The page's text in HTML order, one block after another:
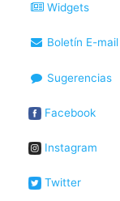
Widgets
Boletín E-mail
Sugerencias
Facebook
Instagram
Twitter